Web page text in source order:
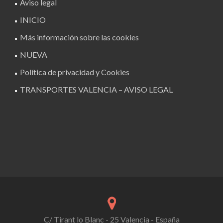
Aviso legal
INICIO
Más información sobre las cookies
NUEVA
Política de privacidad y Cookies
TRANSPORTES VALENCIA – AVISO LEGAL
C/ Tirant lo Blanc - 25 Valencia - España